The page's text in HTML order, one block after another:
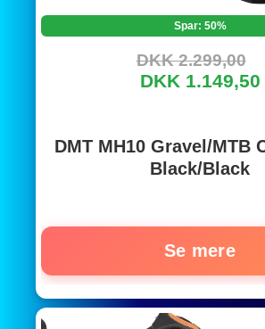
Spar: 50%
DKK 2.299,00
DKK 1.149,50
DMT MH10 Gravel/MTB
Black/Black
Se mere